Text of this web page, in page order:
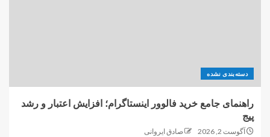
دسته‌بندی نشده
راهنمای جامع خرید فالوور اینستاگرام؛ افزایش اعتبار و رشد
پیج
آگوست 2, 2026 صادق ایروانی